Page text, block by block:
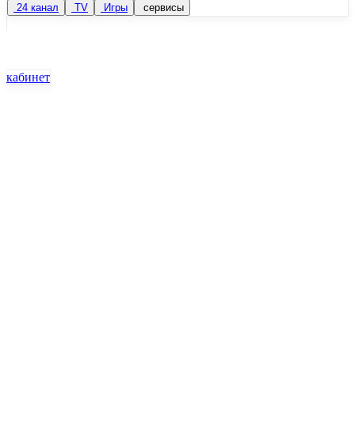
24 канал
TV Игры сервисы
кабинет